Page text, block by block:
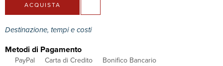
ACQUISTA
Destinazione, tempi e costi
Metodi di Pagamento
PayPal Carta di Credito
Bonifico Bancario